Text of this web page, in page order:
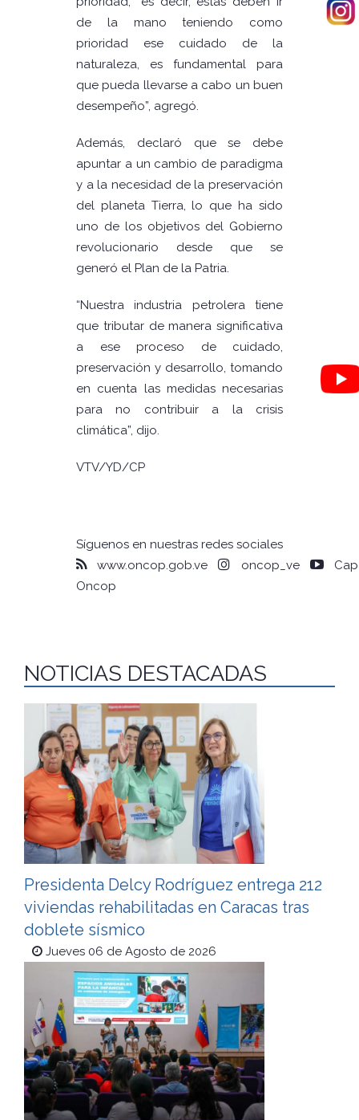
de la mano teniendo como
prioridad ese cuidado de la
naturaleza, es fundamental para
que pueda llevarse a cabo un buen
desempeño”, agregó.
Además, declaró que se debe
apuntar a un cambio de paradigma
y a la necesidad de la preservación
del planeta Tierra, lo que ha sido
uno de los objetivos del Gobierno
revolucionario desde que se
generó el Plan de la Patria.
“Nuestra industria petrolera tiene
que tributar de manera significativa
a ese proceso de cuidado,
preservación y desarrollo, tomando
en cuenta las medidas necesarias
para no contribuir a la crisis
climática”, dijo.
VTV/YD/CP
Síguenos en nuestras redes sociales
www.oncop.gob.ve
oncop_ve
Oncop
NOTICIAS DESTACADAS
Presidenta Delcy Rodríguez entrega 212
viviendas rehabilitadas en Caracas tras
doblete sísmico
Jueves 06 de Agosto de 2026